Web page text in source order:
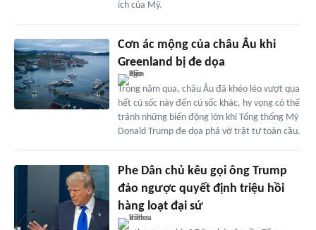
ích của Mỹ.
Cơn ác mộng của châu Âu khi
Greenland bị đe dọa
Trong năm qua, châu Âu đã khéo léo vượt qua
hết cú sốc này đến cú sốc khác, hy vọng có thể
tránh những biến động lớn khi Tổng thống Mỹ
Donald Trump đe dọa phá vỡ trật tự toàn cầu.
Phe Dân chủ kêu gọi ông Trump
đảo ngược quyết định triệu hồi
hàng loạt đại sứ